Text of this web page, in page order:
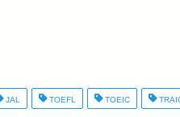
JAL TOEFL TOEIC